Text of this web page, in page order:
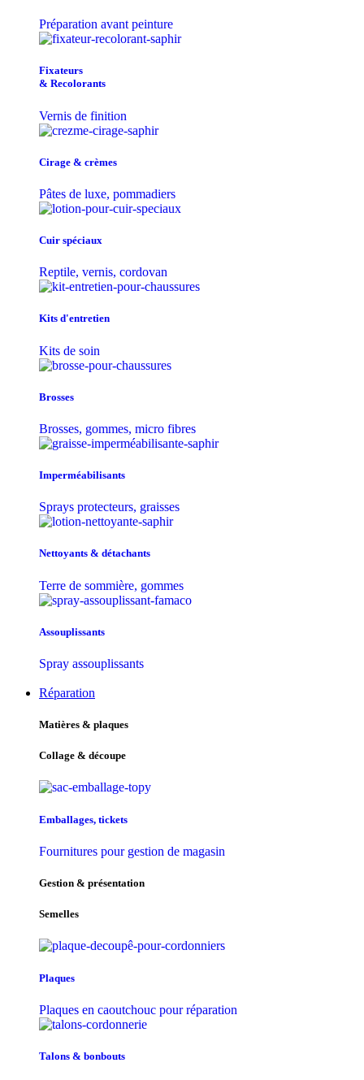
Préparation avant peinture
Fixateurs
& Recolorants
Vernis de finition
Cirage & crèmes
Pâtes de luxe, pommadiers
Cuir spéciaux
Reptile, vernis, cordovan
Kits d'entretien
Kits de soin
Brosses
Brosses, gommes, micro fibres
Imperméabilisants
Sprays protecteurs, graisses
Nettoyants & détachants
Terre de sommière, gommes
Assouplissants
Spray assouplissants
Réparation
Matières & plaques
Collage & découpe
Emballages, tickets
Fournitures pour gestion de magasin
Gestion & présentation
Semelles
Plaques
Plaques en caoutchouc pour réparation
Talons & bonbouts